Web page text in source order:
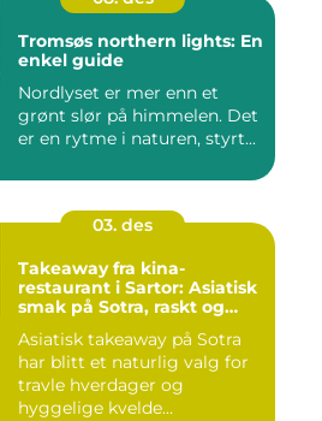
Tromsøs northern lights: En
enkel guide
Nordlyset er mer enn et
grønt slør på himmelen. Det
er en rytme i naturen, styrt...
03. des
Takeaway fra kina-
restaurant i Sartor: Asiatisk
smak på Sotra, raskt og
Asiatisk takeaway på Sotra
har blitt et naturlig valg for
travle hverdager og
hyggelige kvelde...